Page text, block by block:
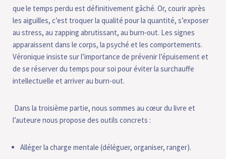
que le temps perdu est définitivement gâché. Or, courir après
les aiguilles, c’est troquer la qualité pour la quantité, s’exposer
au stress, au zapping abrutissant, au burn‑out. Les signes
apparaissent dans le corps, la psyché et les comportements.
Véronique insiste sur l’importance de prévenir l’épuisement et
de se réserver du temps pour soi pour éviter la surchauffe
intellectuelle et arriver au burn-out.
Dans la troisième partie, nous sommes au cœur du livre et
l’auteure nous propose des outils concrets :
Alléger la charge mentale (déléguer, organiser, ranger).